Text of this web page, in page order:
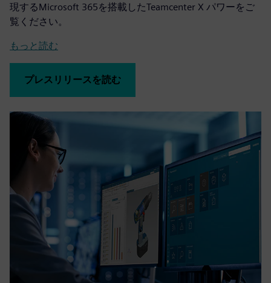
現するMicrosoft 365を搭載したTeamcenter X パワーをご
覧ください。
もっと読む
プレスリリースを読む